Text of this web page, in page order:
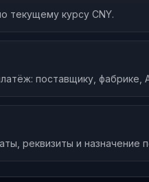
текущему курсу CNY.
поставщику, фабрике,
реквизиты и назначение